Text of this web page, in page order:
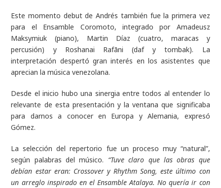
Este momento debut de Andrés también fue la primera vez
para el Ensamble Coromoto, integrado por Amadeusz
Maksymiuk (piano), Martin Díaz (cuatro, maracas y
percusión) y Roshanai Rafāni (daf y tombak). La
interpretación despertó gran interés en los asistentes que
aprecian la música venezolana.
Desde el inicio hubo una sinergia entre todos al entender lo
relevante de esta presentación y la ventana que significaba
para darnos a conocer en Europa y Alemania, expresó
Gómez.
La selección del repertorio fue un proceso muy “natural”,
según palabras del músico. “Tuve claro que las obras que
debían estar eran: Crossover y Rhythm Song, este último con
un arreglo inspirado en el Ensamble Atalaya. No quería ir con